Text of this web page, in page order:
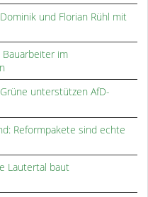
und Florian Rühl mit
Bauarbeiter im
unterstützen AfD-
Reformpakete sind echte
Lautertal baut